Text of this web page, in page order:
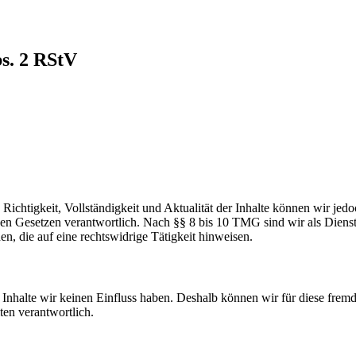
2 RStV
Vollständigkeit und Aktualität der Inhalte können wir
Gesetzen verantwortlich. Nach §§ 8 bis 10 TMG sind wir als
die auf eine rechtswidrige Tätigkeit hinweisen.
wir keinen Einfluss haben. Deshalb können wir für diese
verantwortlich.